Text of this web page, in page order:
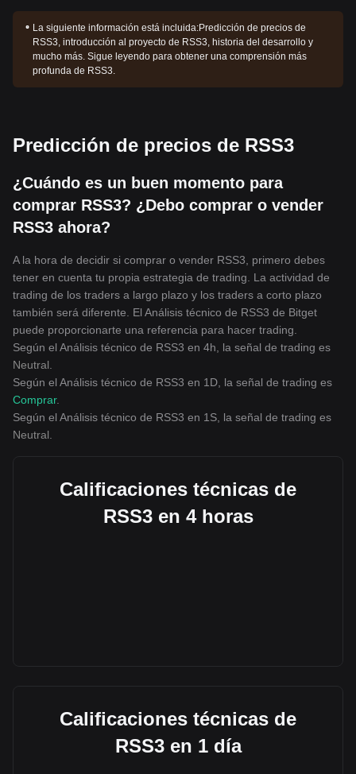
La siguiente información está incluida:Predicción de precios de
RSS3, introducción al proyecto de RSS3, historia del desarrollo y
mucho más. Sigue leyendo para obtener una comprensión más
profunda de RSS3.
Predicción de precios de RSS3
¿Cuándo es un buen momento para
comprar RSS3? ¿Debo comprar o vender
RSS3 ahora?
A la hora de decidir si comprar o vender RSS3, primero debes
tener en cuenta tu propia estrategia de trading. La actividad de
trading de los traders a largo plazo y los traders a corto plazo
también será diferente. El Análisis técnico de RSS3 de Bitget
puede proporcionarte una referencia para hacer trading.
Según el Análisis técnico de RSS3 en 4h, la señal de trading es
Neutral
Según el Análisis técnico de RSS3 en 1D, la señal de trading es
Comprar.
Según el Análisis técnico de RSS3 en 1S, la señal de trading es
Neutral
Calificaciones técnicas de
RSS3 en 4 horas
Calificaciones técnicas de
RSS3 en 1 día